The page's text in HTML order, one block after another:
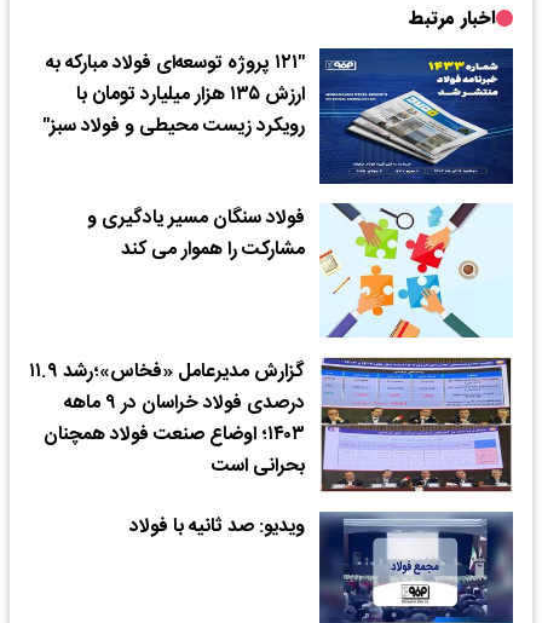
اخبار مرتبط
"۱۲۱ پروژه توسعه‌ای فولاد مبارکه به
ارزش ۱۳۵ هزار میلیارد تومان با
رویکرد زیست محیطی و فولاد سبز"
فولاد سنگان مسیر یادگیری و
مشارکت را هموار می کند
گزارش مدیرعامل «فخاس»؛رشد ۱۱.۹
درصدی فولاد خراسان در ۹ ماهه
۱۴۰۳؛ اوضاع صنعت فولاد همچنان
بحرانی است
ویدیو: صد ثانیه با فولاد